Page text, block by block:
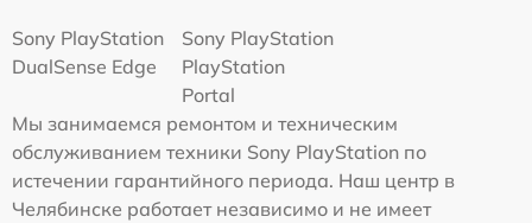
Sony PlayStation
DualSense Edge
Sony PlayStation
PlayStation
Portal
Мы занимаемся ремонтом и техническим
обслуживанием техники Sony PlayStation по
истечении гарантийного периода. Наш центр в
Челябинске работает независимо и не имеет